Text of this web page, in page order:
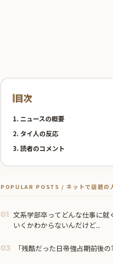
目次
1. ニュースの概要
2. タイ人の反応
3. 読者のコメント
POPULAR POSTS / ネットで話題の
01 文系学部卒ってどんな仕事に就
いくかわからないんだけど...
03 「残酷だった日帝強占期前後